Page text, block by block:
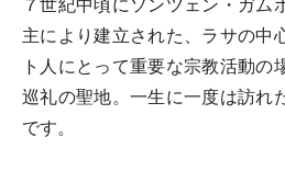
７世紀中頃にソンツェン・ガム
主により建立された、ラサの中
ト人にとって重要な宗教活動の
巡礼の聖地。一生に一度は訪れ
です。